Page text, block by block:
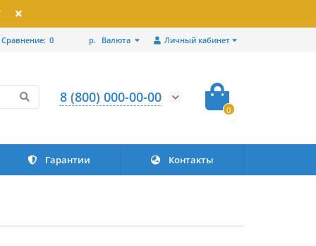
Личный кабинет
р. Валюта
Сравнение: 0
8 (800) 000-00-00
0
Гарантии Контакты